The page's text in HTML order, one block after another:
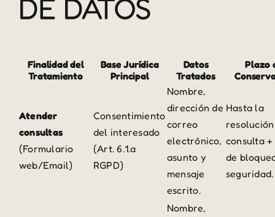
DE DATOS
Finalidad del
Tratamiento
Base Jurídica
Principal
Datos
Tratados
Plazo
Atender
consultas
(Formulario
web/Email)
Consentimiento
del interesado
(Art. 6.1.a
RGPD)
Nombre,
dirección de
correo
electrónico,
asunto y
mensaje
escrito.
Hasta la
consulta +
de
seguridad.
Nombre,